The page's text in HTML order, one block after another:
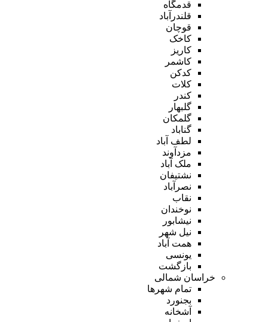
قدمگاه
قلندرآباد
قوچان
کاخک
کاریز
کاشمر
کدکن
کلات
کندر
گلبهار
گلمکان
گناباد
لطف آباد
مزدآوند
ملک آباد
نشتیفان
نصرآباد
نقاب
نوخندان
نیشابور
نیل شهر
همت آباد
یونسی
بازگشت
خراسان شمالی
تمام شهر‌ها
بجنورد
آشخانه